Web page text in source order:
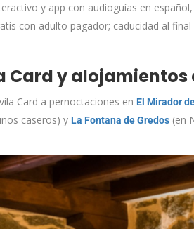
y app con audioguías en
con adulto pagador; caducidad al
Card y alojamientos
Card a pernoctaciones en El Mirador
caseros) y La Fontana de Gredos (en